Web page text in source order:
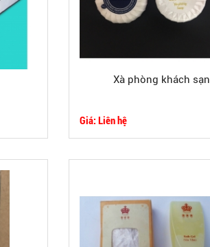
Xà phòng khách sạn
Giá: Liên hệ